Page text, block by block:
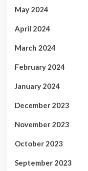
May 2024
April 2024
March 2024
February 2024
January 2024
December 2023
November 2023
October 2023
September 2023